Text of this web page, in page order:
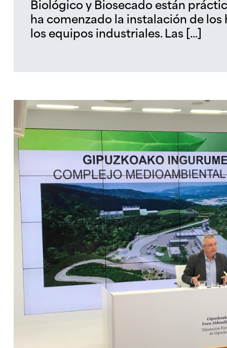
Biológico y Biosecado están
ha comenzado la instalación de los
los equipos industriales. Las [...]